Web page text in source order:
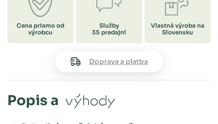
Cena priamo od
výrobcu
Služby
35 predajní
Vlastná výroba na
Slovensku
Doprava a platba
Popis a výhody